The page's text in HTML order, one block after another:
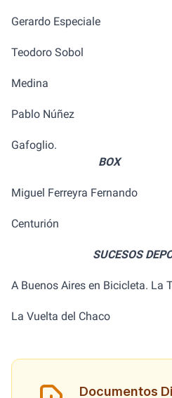
Gerardo Especiale
Teodoro Sobol
Medina
Pablo Núñez
Gafoglio.
BOX
Miguel Ferreyra Fernando
Centurión
SUCESOS
A Buenos Aires en Bicicleta. La
La Vuelta del Chaco
Documentos